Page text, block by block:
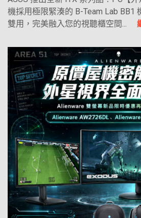
機採用極限緊湊的 B-Team Lab BB1
雙用，完美融入您的視聽櫃空間...